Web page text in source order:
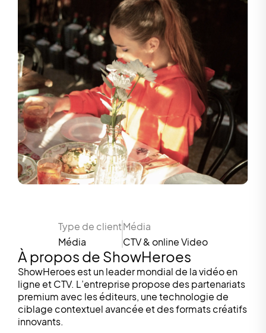
Type de client
Média
Média
CTV & online Video
À propos de ShowHeroes
ShowHeroes est un leader mondial de la vidéo en
ligne et CTV. L’entreprise propose des partenariats
premium avec les éditeurs, une technologie de
ciblage contextuel avancée et des formats créatifs
innovants.